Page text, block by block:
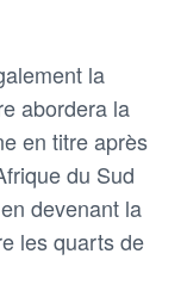
la
abordera la
en titre après
du Sud
devenant la
les quarts de